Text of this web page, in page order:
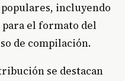
incluyendo
el formato del
de compilación.
se destacan